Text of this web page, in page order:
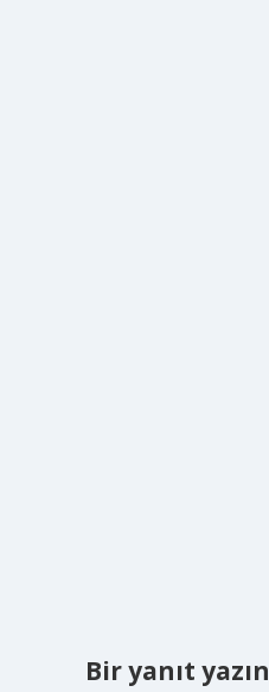
Bir yanıt yazın